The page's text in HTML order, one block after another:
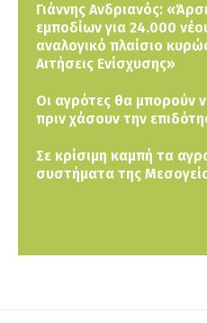
Γιάννης Ανδριανός:
εμποδίων για 24.000
αναλογικό πλαίσιο
Αιτήσεις Ενίσχυσης»
Οι αγρότες θα μπορούν
πριν χάσουν την
Σε κρίσιμη καμπή τα
συστήματα της